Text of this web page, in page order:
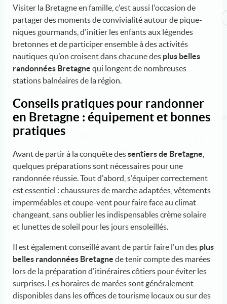
Visiter la Bretagne en famille, c'est aussi l'occasion de
partager des moments de convivialité autour de pique-
niques gourmands, d'initier les enfants aux légendes
bretonnes et de participer ensemble à des activités
nautiques qu'on croisent dans chacune des plus belles
randonnées Bretagne qui longent de nombreuses
stations balnéaires de la région.
Conseils pratiques pour randonner
en Bretagne : équipement et bonnes
pratiques
Avant de partir à la conquête dessentiers de Bretagne
quelques préparations sont nécessaires pour une
randonnée réussie. Tout d'abord, s'équiper correctement
est essentiel : chaussures de marche adaptées, vêtements
imperméables et coupe-vent pour faire face au climat
changeant, sans oublier les indispensables crème solaire
et lunettes de soleil pour les jours ensoleillés.
Il est également conseillé avant de partir faire l'un des plus
belles randonnées Bretagne de tenir compte des marées
lors de la préparation d'itinéraires côtiers pour éviter les
surprises. Les horaires de marées sont généralement
disponibles dans les offices de tourisme locaux ou sur des